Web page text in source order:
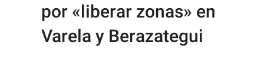
por «liberar zonas» en
Varela y Berazategui